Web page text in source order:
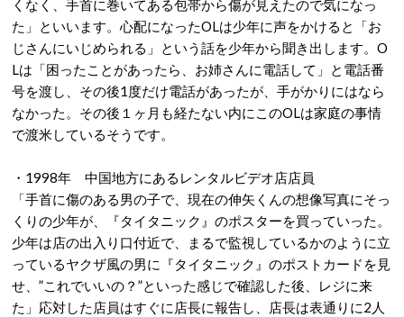
くなく、手首に巻いてある包帯から傷が見えたので気になっ
た」といいます。心配になったOLは少年に声をかけると「お
じさんにいじめられる」という話を少年から聞き出します。O
Lは「困ったことがあったら、お姉さんに電話して」と電話番
号を渡し、その後1度だけ電話があったが、手がかりにはなら
なかった。その後１ヶ月も経たない内にこのOLは家庭の事情
で渡米しているそうです。
・1998年 中国地方にあるレンタルビデオ店店員
「手首に傷のある男の子で、現在の伸矢くんの想像写真にそっ
くりの少年が、『タイタニック』のポスターを買っていった。
少年は店の出入り口付近で、まるで監視しているかのように立
っているヤクザ風の男に『タイタニック』のポストカードを見
せ、”これでいいの？”といった感じで確認した後、レジに来
た」応対した店員はすぐに店長に報告し、店長は表通りに2人